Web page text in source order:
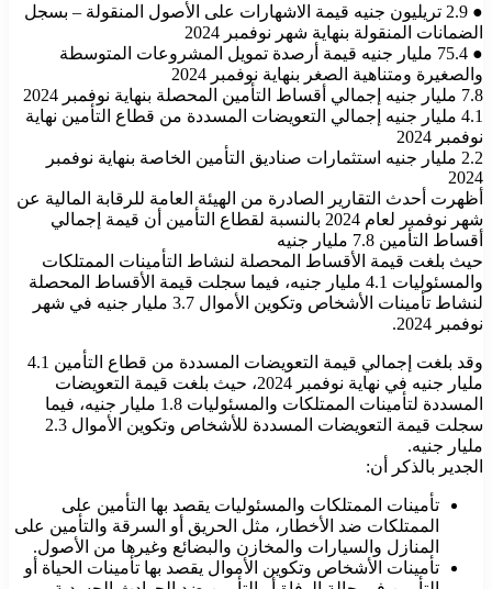
● 2.9 تريليون جنيه قيمة الاشهارات على الأصول المنقولة – بسجل
الضمانات المنقولة بنهاية شهر نوفمبر 2024
● 75.4 مليار جنيه قيمة أرصدة تمويل المشروعات المتوسطة
والصغيرة ومتناهية الصغر بنهاية نوفمبر 2024
7.8 مليار جنيه إجمالي أقساط التأمين المحصلة بنهاية نوفمبر 2024
4.1 مليار جنيه إجمالي التعويضات المسددة من قطاع التأمين نهاية
نوفمبر 2024
2.2 مليار جنيه استثمارات صناديق التأمين الخاصة بنهاية نوفمبر
2024
أظهرت أحدث التقارير الصادرة من الهيئة العامة للرقابة المالية عن
شهر نوفمبر لعام 2024 بالنسبة لقطاع التأمين أن قيمة إجمالي
أقساط التأمين 7.8 مليار جنيه
حيث بلغت قيمة الأقساط المحصلة لنشاط التأمينات الممتلكات
والمسئوليات 4.1 مليار جنيه، فيما سجلت قيمة الأقساط المحصلة
لنشاط تأمينات الأشخاص وتكوين الأموال 3.7 مليار جنيه في شهر
نوفمبر 2024.
وقد بلغت إجمالي قيمة التعويضات المسددة من قطاع التأمين 4.1
مليار جنيه في نهاية نوفمبر 2024، حيث بلغت قيمة التعويضات
المسددة لتأمينات الممتلكات والمسئوليات 1.8 مليار جنيه، فيما
سجلت قيمة التعويضات المسددة للأشخاص وتكوين الأموال 2.3
مليار جنيه.
الجدير بالذكر أن:
تأمينات الممتلكات والمسئوليات يقصد بها التأمين على
الممتلكات ضد الأخطار، مثل الحريق أو السرقة والتأمين على
المنازل والسيارات والمخازن والبضائع وغيرها من الأصول.
تأمينات الأشخاص وتكوين الأموال يقصد بها تأمينات الحياة أو